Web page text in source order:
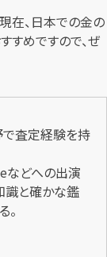
在、日本での金の
すめですので、ぜ
で査定経験を持
などへの出演
識と確かな鑑
。